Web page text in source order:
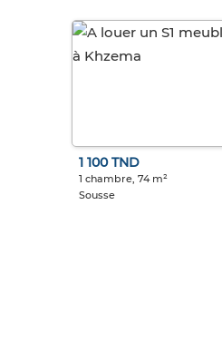
1 100 TND
1 chambre, 74 m²
Sousse